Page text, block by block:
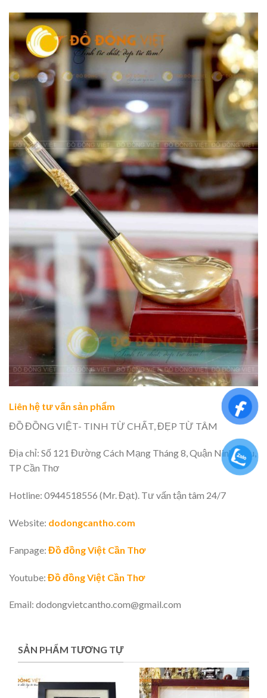
Liên hệ tư vấn sản phẩm
ĐỒ ĐỒNG VIỆT- TINH TỪ CHẤT, ĐẸP TỪ TÂM
Địa chỉ: Số 121 Đường Cách Mạng Tháng 8, Quận Ninh Kiều,
TP Cần Thơ
Hotline: 0944518556 (Mr. Đạt). Tư vấn tận tâm 24/7
Website: dodongcantho.com
Fanpage: Đồ đồng Việt Cần Thơ
Youtube: Đồ đồng Việt Cần Thơ
Email: dodongvietcantho.com@gmail.com
SẢN PHẨM TƯƠNG TỰ